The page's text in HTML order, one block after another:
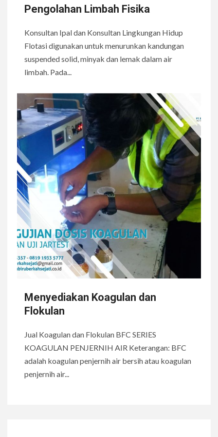
Pengolahan Limbah Fisika
Konsultan Ipal dan Konsultan Lingkungan Hidup
Flotasi digunakan untuk menurunkan kandungan
suspended solid, minyak dan lemak dalam air
limbah. Pada...
Menyediakan Koagulan dan
Flokulan
Jual Koagulan dan Flokulan BFC SERIES
KOAGULAN PENJERNIH AIR Keterangan: BFC
adalah koagulan penjernih air bersih atau koagulan
penjernih air...